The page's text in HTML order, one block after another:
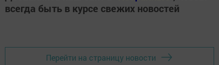
всегда быть в курсе свежих новостей
Перейти на страницу новости